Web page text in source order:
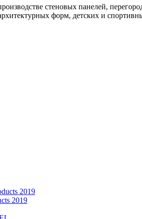
стеновых панелей,
форм, детских и
2019